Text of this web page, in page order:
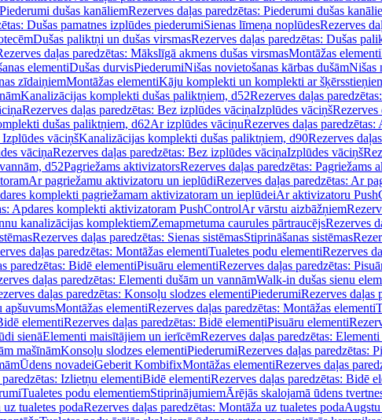
Piederumi dušas kanāliemRezerves daļas paredzētas: Piederumi dušas
Dušas pamatnes izplūdes piederumiSienas līmeņa noplūdesRezerves
Dušas paliktņi un dušas virsmasRezerves daļas paredzētas: Dušas
daļas paredzētas: Mākslīgā akmens dušas virsmasMontāžas elementi
elementiDušas durvisPiederumiNišas novietošanas kārbas dušāmNišas
zīdaiņiemMontāžas elementiKāju komplekti un komplekti ar
Kanalizācijas komplekti dušas paliktņiem, d52Rezerves daļas
Rezerves daļas paredzētas: Bez izplūdes vāciņaIzplūdes vāciņšRezerves
dušas paliktņiem, d62Ar izplūdes vāciņuRezerves daļas
Izplūdes vāciņšKanalizācijas komplekti dušas paliktņiem, d90Rezerves
vāciņaRezerves daļas paredzētas: Bez izplūdes vāciņaIzplūdes vāciņš
d52Pagriežams aktivizatorsRezerves daļas paredzētas: Pagriežams
Ar pagriežamu aktivizatoru un ieplūdiRezerves daļas paredzētas: Ar
komplekti pagriežamam aktivizatoram un ieplūdeiAr aktivizatoru
Apdares komplekti aktivizatoram PushControlAr vārstu aizbāžņiem
kanalizācijas komplektiemZemapmetuma caurules pārtraucējsRezerves
Rezerves daļas paredzētas: Sienas sistēmasStiprināšanas sistēmas
daļas paredzētas: Montāžas elementiTualetes podu elementiRezerves
paredzētas: Bidē elementiPisuāru elementiRezerves daļas paredzētas:
daļas paredzētas: Elementi dušām un vannāmWalk-in dušas sienu
daļas paredzētas: Konsoļu slodzes elementiPiederumiRezerves daļas
apšuvumsMontāžas elementiRezerves daļas paredzētas: Montāžas elementi
elementiRezerves daļas paredzētas: Bidē elementiPisuāru elementi
sienāElementi maisītājiem un ierīcēmRezerves daļas paredzētas:
mašīnāmKonsoļu slodzes elementiPiederumiRezerves daļas paredzētas:
Ūdens novadeiGeberit KombifixMontāžas elementiRezerves daļas
Izlietņu elementiBidē elementiRezerves daļas paredzētas: Bidē
Tualetes podu elementiemStiprinājumiemĀrējās skalojamā ūdens
tualetes podaRezerves daļas paredzētas: Montāža uz tualetes poda